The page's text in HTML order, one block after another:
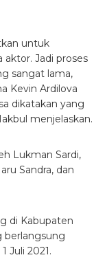
untuk
Jadi proses
sangat lama,
Kevin Ardilova
dikatakan yang
menjelaskan.
Lukman Sardi,
Sandra, dan
di Kabupaten
berlangsung
Juli 2021.